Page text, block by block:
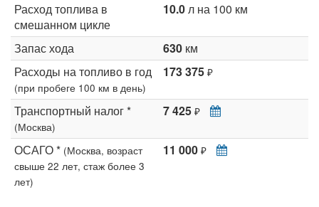
Расход топлива в
смешанном цикле
10.0л на 100 км
Запас хода 630 км
Расходы на топливо в год
(при пробеге 100 км в день)
173 375 ₽
Транспортный налог *
(Москва)
7 425 ₽
ОСАГО * (Москва, возраст
свыше 22 лет, стаж более 3
лет)
11 000 ₽